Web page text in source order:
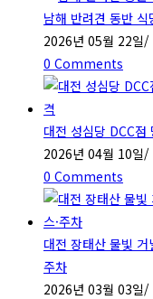
남해 반려견 동반
2026년 05월 22일/
0 Comments
대전 성심당 DCC점
2026년 04월 10일/
0 Comments
대전 장태산 물빛
주차
2026년 03월 03일/